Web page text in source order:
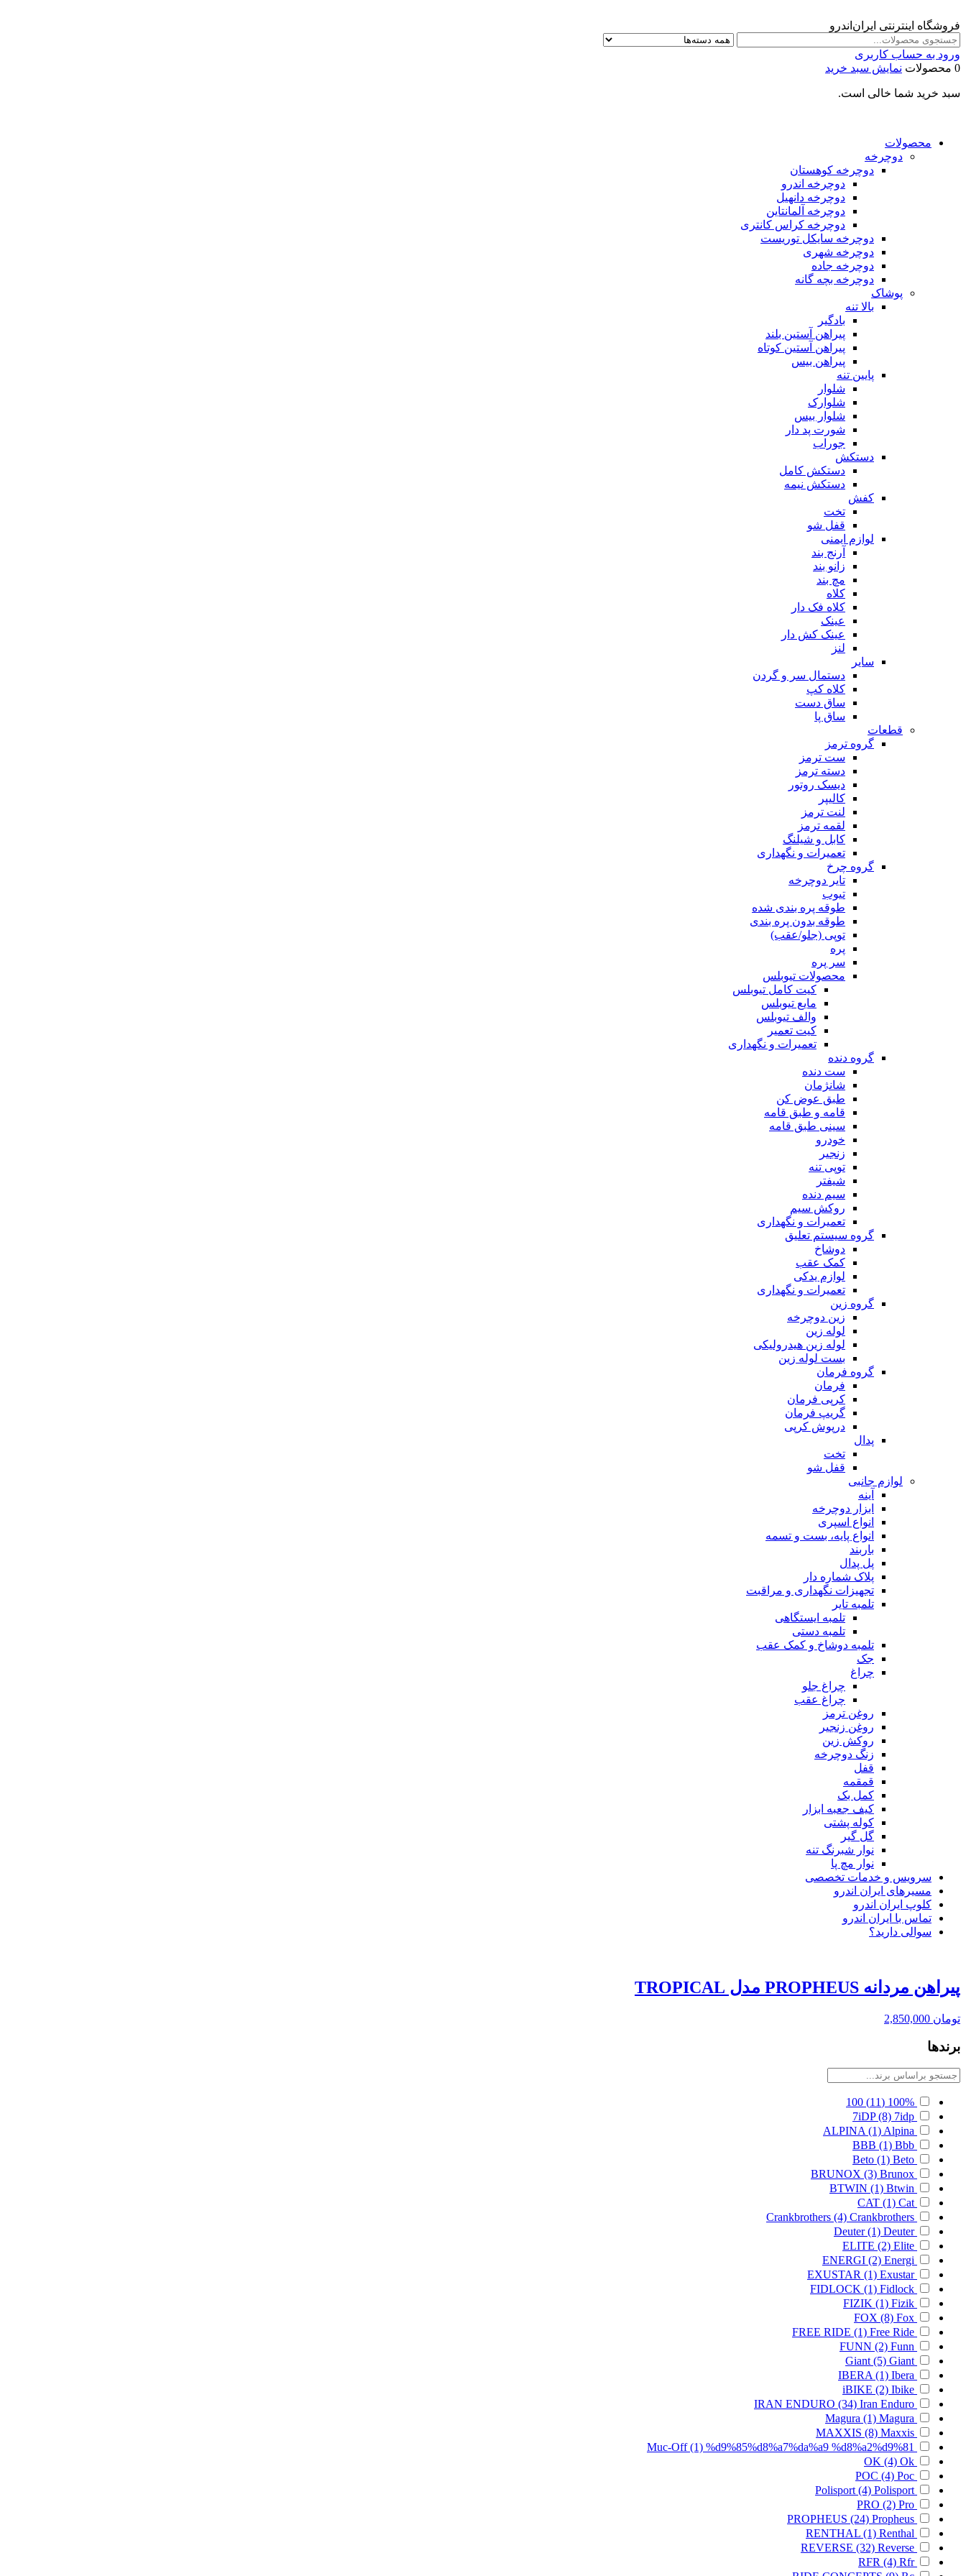
فروشگاه اینترنتی ایران‌اندرو
ورود به حساب کاربری
0 محصولات
نمایش سبد خرید
سبد خرید شما خالی است.
محصولات
دوچرخه
دوچرخه کوهستان
دوچرخه اندرو
دوچرخه دانهیل
دوچرخه آلمانتاین
دوچرخه کراس کانتری
دوچرخه سایکل توریست
دوچرخه شهری
دوچرخه جاده
دوچرخه بچه گانه
پوشاک
بالا تنه
بادگیر
پیراهن آستین بلند
پیراهن آستین کوتاه
پیراهن بیس
پایین تنه
شلوار
شلوارک
شلوار بیس
شورت پد دار
جوراب
دستکش
دستکش کامل
دستکش نیمه
کفش
تخت
قفل شو
لوازم ایمنی
آرنج بند
زانو بند
مچ بند
کلاه
کلاه فک دار
عینک
عینک کش دار
لنز
سایر
دستمال سر و گردن
کلاه کپ
ساق دست
ساق پا
قطعات
گروه ترمز
ست ترمز
دسته ترمز
دیسک روتور
کالیپر
لنت ترمز
لقمه ترمز
کابل و شیلنگ
تعمیرات و نگهداری
گروه چرخ
تایر دوچرخه
تیوب
طوقه پره بندی شده
طوقه بدون پره بندی
توپی (جلو/عقب)
پره
سر پره
محصولات تیوبلس
کیت کامل تیوبلس
مایع تیوبلس
والف تیوبلس
کیت تعمیر
تعمیرات و نگهداری
گروه دنده
ست دنده
شانژمان
طبق عوض کن
قامه و طبق قامه
سینی طبق قامه
خودرو
زنجیر
توپی تنه
شیفتر
سیم دنده
روکش سیم
تعمیرات و نگهداری
گروه سیستم تعلیق
دوشاخ
کمک عقب
لوازم یدکی
تعمیرات و نگهداری
گروه زین
زین دوچرخه
لوله زین
لوله زین هیدرولیکی
بست لوله زین
گروه فرمان
فرمان
کرپی فرمان
گریپ فرمان
درپوش کرپی
پدال
تخت
قفل شو
لوازم جانبی
آینه
ابزار دوچرخه
انواع اسپری
انواع پایه، بست و تسمه
باربند
پل پدال
پلاک شماره دار
تجهیزات نگهداری و مراقبت
تلمبه تایر
تلمبه ایستگاهی
تلمبه دستی
تلمبه دوشاخ و کمک عقب
جک
چراغ
چراغ جلو
چراغ عقب
روغن ترمز
روغن زنجیر
روکش زین
زنگ دوچرخه
قفل
قمقمه
کمل بک
کیف جعبه ابزار
کوله پشتی
گل گیر
نوار شبرنگ تنه
نوار مچ پا
سرویس و خدمات تخصصی
مسیرهای ایران اندرو
کلوپ ایران اندرو
تماس با ایران اندرو
سوالی دارید؟
پیراهن مردانه PROPHEUS مدل TROPICAL
تومان
برندها
100%
(11)
100
7iDP (8) 7idp
ALPINA (1) Alpina
BBB (1) Bbb
Beto (1) Beto
BRUNOX (3) Brunox
BTWIN (1) Btwin
CAT (1) Cat
Crankbrothers (4) Crankbrothers
Deuter (1) Deuter
ELITE (2) Elite
ENERGI (2) Energi
EXUSTAR (1) Exustar
FIDLOCK (1) Fidlock
FIZIK (1) Fizik
FOX (8) Fox
FREE RIDE (1) Free Ride
FUNN (2) Funn
Giant (5) Giant
IBERA (1) Ibera
iBIKE (2) Ibike
IRAN ENDURO (34) Iran Enduro
Magura (1) Magura
MAXXIS (8) Maxxis
Muc-Off (1) %d9%85%d8%a7%da%a9 %d8%a2%d9%81
OK (4) Ok
POC (4) Poc
Polisport (4) Polisport
PRO (2) Pro
PROPHEUS (24) Propheus
RENTHAL (1) Renthal
REVERSE (32) Reverse
RFR (4) Rfr